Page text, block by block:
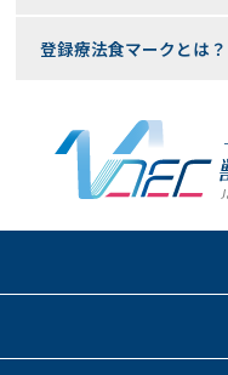
登録療法食マークとは？